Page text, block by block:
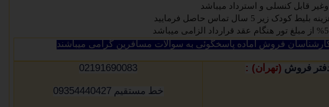
وغیر قابل کنسلی و استرداد میباشد
کودک زیر 5 سال تماس حاصل فرمایید
فروش آماده پاسخگوئی به سوالات مسافرین گرامی میباشند
فروش (تهران) :
02191690083
خط مستقیم09354440427